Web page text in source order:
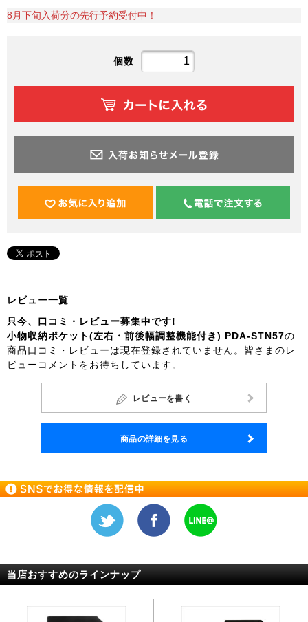
8月下旬入荷分の先行予約受付中！
個数
レビュー一覧
只今、口コミ・レビュー募集中です!
小物収納ポケット(左右・前後幅調整機能付き) PDA-STN57の
商品口コミ・レビューは現在登録されていません。皆さまのレ
ビューコメントをお待ちしています。
レビューを書く
商品の詳細を見る
当店おすすめのラインナップ